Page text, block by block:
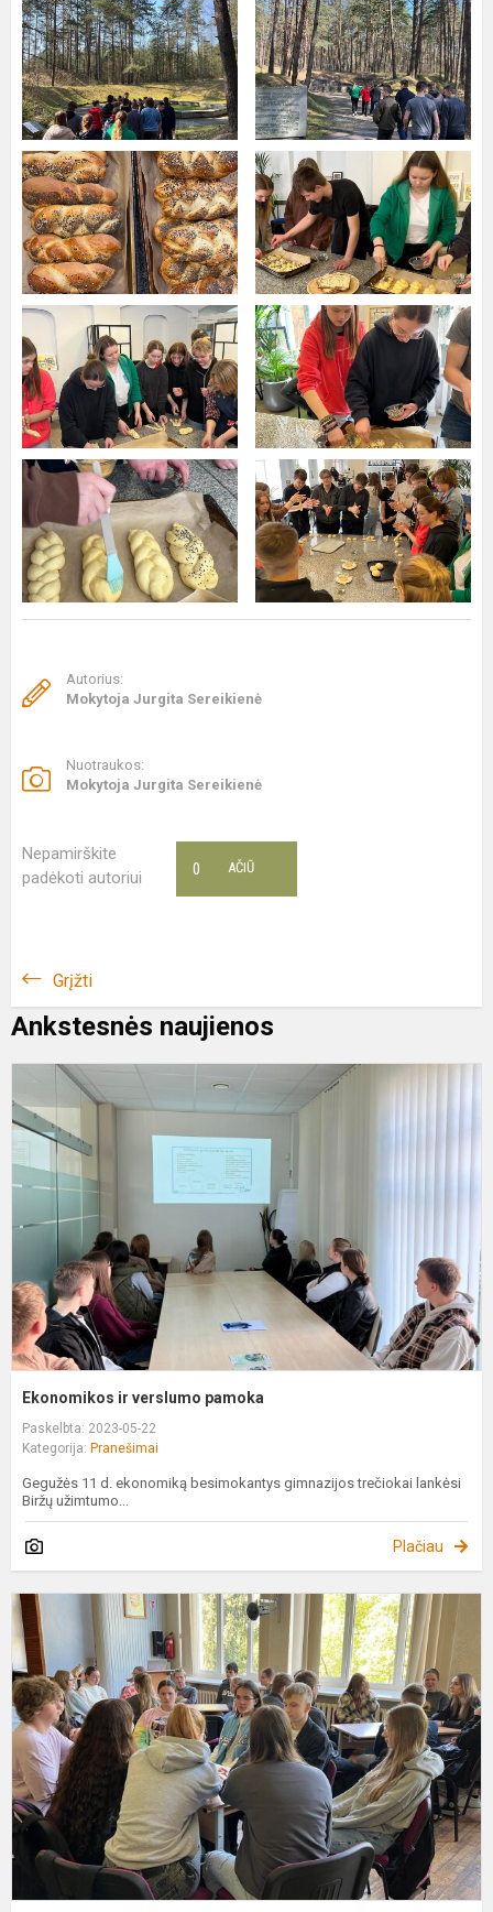
Autorius:
Mokytoja Jurgita Sereikienė
Nuotraukos:
Mokytoja Jurgita Sereikienė
Nepamirškite
padėkoti autoriui
AČIŪ
0
Grįžti
Ankstesnės naujienos
Ekonomikos ir verslumo pamoka
Paskelbta: 2023-05-22
Kategorija: Pranešimai
Gegužės 11 d. ekonomiką besimokantys gimnazijos trečiokai lankėsi
Biržų užimtumo...
Plačiau